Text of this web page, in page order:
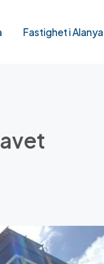
Fastighet i Alanya